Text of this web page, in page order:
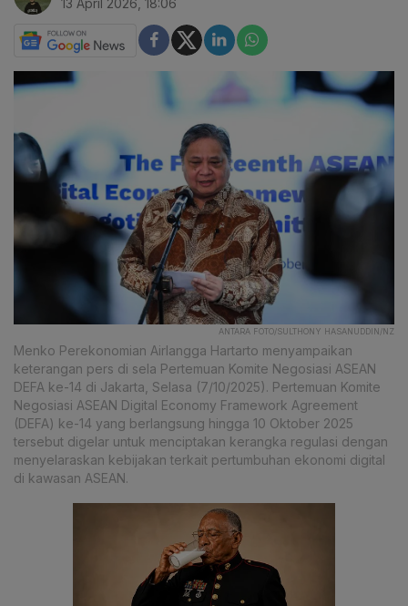
ANTARA FOTO/SULTHONY HASANUDDIN/NZ
Menko Perekonomian Airlangga Hartarto menyampaikan
keterangan pers di sela Pertemuan Komite Negosiasi ASEAN
DEFA ke-14 di Jakarta, Selasa (7/10/2025). Pertemuan Komite
Negosiasi ASEAN Digital Economy Framework Agreement
(DEFA) ke-14 yang berlangsung hingga 10 Oktober 2025
tersebut digelar untuk menciptakan kerangka regulasi dengan
menyelaraskan kebijakan terkait pertumbuhan ekonomi digital
di kawasan ASEAN.